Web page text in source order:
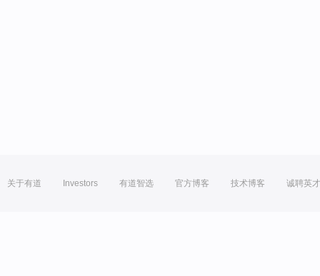
关于有道 Investors 有道智选 官方博客 技术博客 诚聘英才